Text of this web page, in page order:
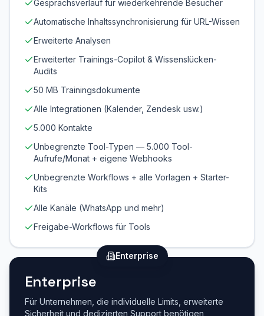
Gesprächsverlauf für wiederkehrende Besucher
Automatische Inhaltssynchronisierung für URL-Wissen
Erweiterte Analysen
Erweiterter Trainings-Copilot & Wissenslücken-
Audits
50 MB Trainingsdokumente
Alle Integrationen (Kalender, Zendesk usw.)
5.000 Kontakte
Unbegrenzte Tool-Typen — 5.000 Tool-
Aufrufe/Monat + eigene Webhooks
Unbegrenzte Workflows + alle Vorlagen + Starter-
Kits
Alle Kanäle (WhatsApp und mehr)
Freigabe-Workflows für Tools
Enterprise
Enterprise
Für Unternehmen, die individuelle Limits, erweiterte
Sicherheit und dedizierten Support benötigen